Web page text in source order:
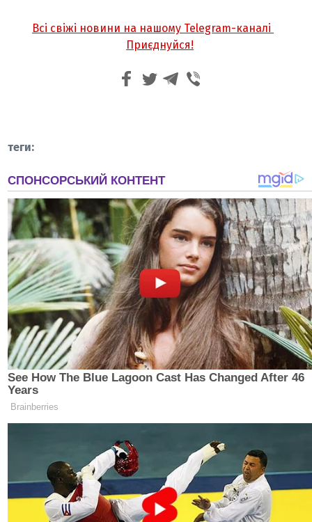
Всі свіжі новини на нашому Telegram-каналі
Приєднуйся!